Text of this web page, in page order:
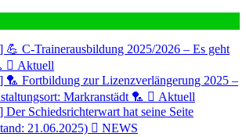
💪 C-Trainerausbildung 2025/2026 – Es geht
Aktuell
🏸 Fortbildung zur Lizenzverlängerung 2025 –
Markranstädt 🏸
Aktuell
Der Schiedsrichterwart hat seine Seite
21.06.2025)
NEWS